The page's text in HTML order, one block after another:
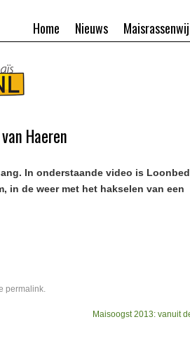
Nieuws
Home
Haeren
In onderstaande video is
in de weer met het hakselen van een
permalink.
Maisoogst 2013: vanuit